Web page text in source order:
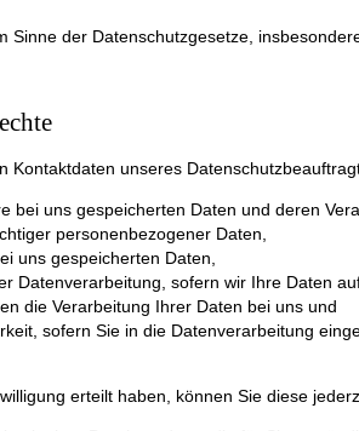
Sinne der Datenschutzgesetze,
Kontaktdaten unseres
bei uns gespeicherten Daten und deren
personenbezogener Daten,
uns gespeicherten Daten,
Datenverarbeitung, sofern wir Ihre Daten
die Verarbeitung Ihrer Daten bei uns und
sofern Sie in die Datenverarbeitung
erteilt haben, können Sie diese